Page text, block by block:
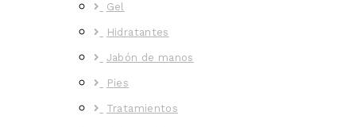
Gel
Hidratantes
Jabón de manos
Pies
Tratamientos